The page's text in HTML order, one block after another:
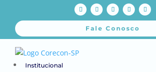
Fale Conosco
Institucional